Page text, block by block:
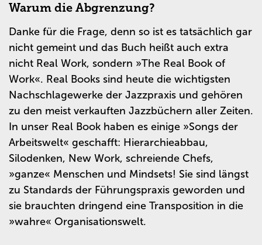
Warum die Abgrenzung?
Danke für die Frage, denn so ist es tatsächlich gar
nicht gemeint und das Buch heißt auch extra
nicht Real Work, sondern »The Real Book of
Work«. Real Books sind heute die wichtigsten
Nachschlagewerke der Jazzpraxis und gehören
zu den meist verkauften Jazzbüchern aller Zeiten.
In unser Real Book haben es einige »Songs der
Arbeitswelt« geschafft: Hierarchieabbau,
Silodenken, New Work, schreiende Chefs,
»ganze« Menschen und Mindsets! Sie sind längst
zu Standards der Führungspraxis geworden und
sie brauchten dringend eine Transposition in die
»wahre« Organisationswelt.